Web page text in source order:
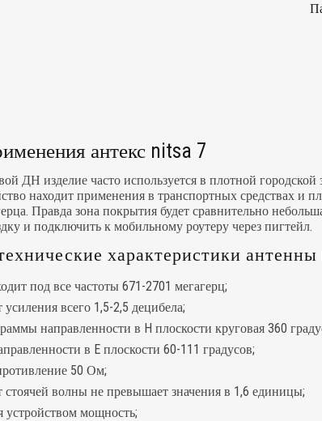
антекс nitsa 7
ДН изделие часто используется в плотной
находит применения в транспортных средствах и
Правда зона покрытия будет сравнительно
и подключить к мобильному роутеру через пигтейл.
характеристики антенны
под все частоты 671-2701 мегагерц;
всего 1,5-2,5 децибела;
направленности в H плоскости круговая 360
в E плоскости 60-111 градусов;
50 Ом;
волны не превышает значения в 1,6 единицы;
устройством мощность;